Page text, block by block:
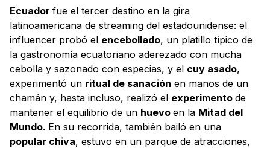
Ecuador fue el tercer destino en la gira
latinoamericana de streaming del estadounidense: el
influencer probó el encebollado, un platillo típico de
la gastronomía ecuatoriano aderezado con mucha
cebolla y sazonado con especias, y el cuy asado,
experimentó un ritual de sanación en manos de un
chamán y, hasta incluso, realizó el experimento de
mantener el equilibrio de un huevo en la Mitad del
Mundo. En su recorrida, también bailó en una
popular chiva, estuvo en un parque de atracciones,